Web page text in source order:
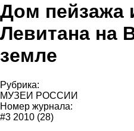
Дом пейзажа
Левитана на
земле
Рубрика:
МУЗЕИ РОССИИ
Номер журнала:
#3 2010 (28)